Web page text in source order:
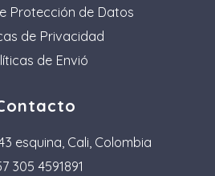
Protección de Datos
de Privacidad
de Envió
esquina, Cali, Colombia
305 4591891